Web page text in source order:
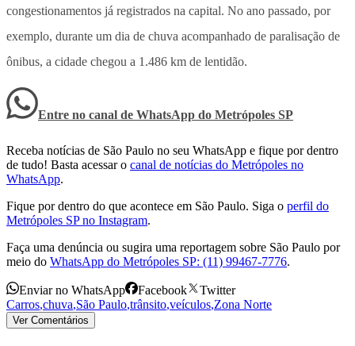
congestionamentos já registrados na capital. No ano passado, por
exemplo, durante um dia de chuva acompanhado de paralisação de
ônibus, a cidade chegou a 1.486 km de lentidão.
Entre no canal de WhatsApp do Metrópoles SP
Receba notícias de São Paulo no seu WhatsApp e fique por dentro
de tudo! Basta acessar o canal de notícias do Metrópoles no
WhatsApp.
Fique por dentro do que acontece em São Paulo. Siga o perfil do
Metrópoles SP no Instagram.
Faça uma denúncia ou sugira uma reportagem sobre São Paulo por
meio do WhatsApp do Metrópoles SP: (11) 99467-7776.
Enviar no WhatsApp Facebook
Twitter
Carros,chuva,São Paulo,trânsito,veículos,Zona Norte
Ver Comentários